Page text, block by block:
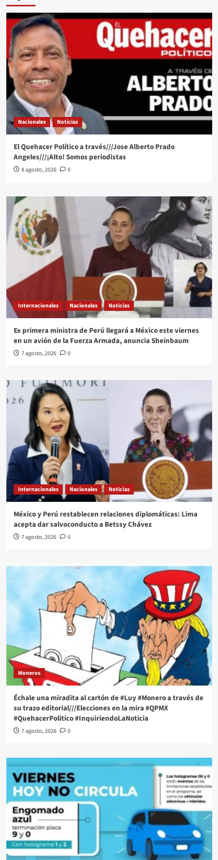
Nacionales Noticias
El Quehacer Político a través///Jose Alberto Prado
Angeles///¡Alto! Somos periodistas
8 agosto, 2026 0
Internacionales Nacionales Noticias
Ex primera ministra de Perú llegará a México este viernes
en un avión de la Fuerza Armada, anuncia Sheinbaum
7 agosto, 2026 0
Internacionales Nacionales Noticias
México y Perú restablecen relaciones diplomáticas: Lima
acepta dar salvoconducto a Betssy Chávez
7 agosto, 2026 0
Moneros
Échale una miradita al cartón de #Luy #Monero a través de
su trazo editorial///Elecciones en la mira #QPMX
#QuehacerPolitico #InquiriendoLaNoticia
7 agosto, 2026 0